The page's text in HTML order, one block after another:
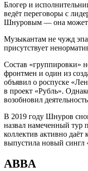
Блогер и
ведёт переговоры с
Шнуровым — она
Музыкантам не чужд
присутствует
Состав «группировки»
фронтмен и один из
объявил о роспуске
в проект «Рубль».
возобновил
В 2019 году Шнуров
назвал намеченный тур
коллектив активно даёт
выпустила новый сингл
ABBA